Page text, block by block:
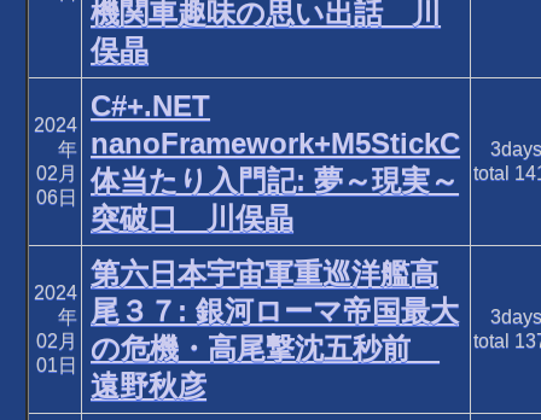
機関車趣味の思い出話 川
俣晶
2024
年
02月
06日
C#+.NET
nanoFramework+M5StickC
体当たり入門記: 夢～現実～
突破口 川俣晶
total
2024
年
02月
01日
第六日本宇宙軍重巡洋艦高
尾３７: 銀河ローマ帝国最大
の危機・高尾撃沈五秒前
遠野秋彦
total